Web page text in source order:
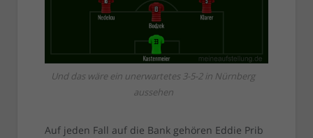
Und das wäre ein unerwartetes 3-5-2 in Nürnberg
aussehen
Auf jeden Fall auf die Bank gehören Eddie Prib